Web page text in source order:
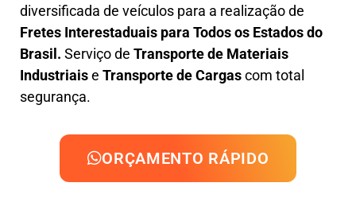
diversificada de veículos para a realização de
Fretes Interestaduais para Todos os Estados do
Brasil. Serviço de Transporte de Materiais
Industriaise Transporte de Cargascom total
segurança.
ORÇAMENTO RÁPIDO